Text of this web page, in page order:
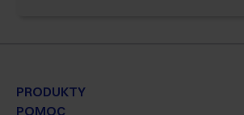
PRODUKTY
POMOC